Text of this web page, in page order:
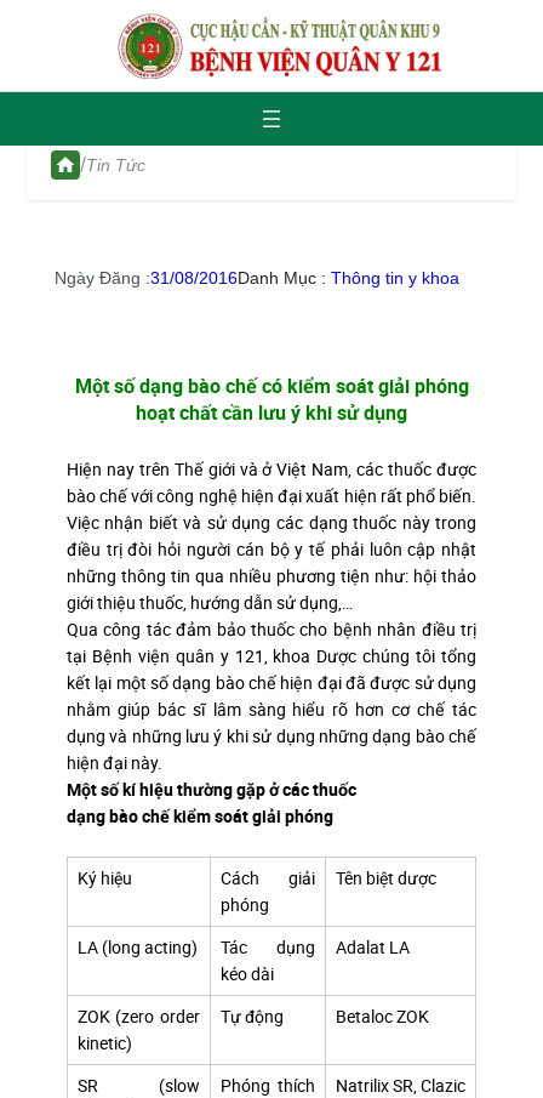
/Tin Tức
Ngày Đăng :31/08/2016Danh Mục : Thông tin y khoa
Một số dạng bào chế có kiểm soát giải phóng
hoạt chất cần lưu ý khi sử dụng
Hiện nay trên Thế giới và ở Việt Nam, các thuốc được
bào chế với công nghệ hiện đại xuất hiện rất phổ biến.
Việc nhận biết và sử dụng các dạng thuốc này trong
điều trị đòi hỏi người cán bộ y tế phải luôn cập nhật
những thông tin qua nhiều phương tiện như: hội thảo
giới thiệu thuốc, hướng dẫn sử dụng,…
Qua công tác đảm bảo thuốc cho bệnh nhân điều trị
tại Bệnh viện quân y 121, khoa Dược chúng tôi tổng
kết lại một số dạng bào chế hiện đại đã được sử dụng
nhằm giúp bác sĩ lâm sàng hiểu rõ hơn cơ chế tác
dụng và những lưu ý khi sử dụng những dạng bào chế
hiện đại này.
Một số kí hiệu thường gặp ở các thuốc
dạng bào chế kiểm soát giải phóng
Ký hiệu
Cách giải
phóng
Tên biệt dược
LA (long acting)
Tác dụng
kéo dài
Adalat LA
ZOK (zero order
kinetic)
Tự động Betaloc ZOK
SR (slow
Phóng thích
Natrilix SR, Clazic